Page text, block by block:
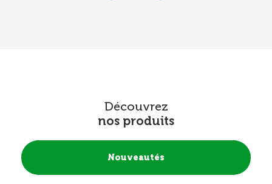
Découvrez
nos produits
Nouveautés